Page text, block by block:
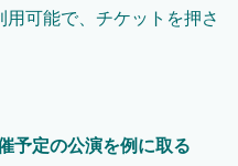
可能で、チケットを押さ
予定の公演を例に取る